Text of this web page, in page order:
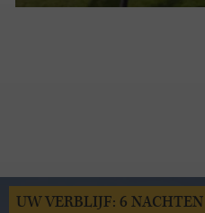
UW VERBLIJF: 6 NACHTEN